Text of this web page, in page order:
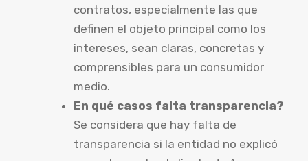
contratos, especialmente las que
definen el objeto principal como los
intereses, sean claras, concretas y
comprensibles para un consumidor
medio.
En qué casos falta transparencia?
Se considera que hay falta de
transparencia si la entidad no explicó